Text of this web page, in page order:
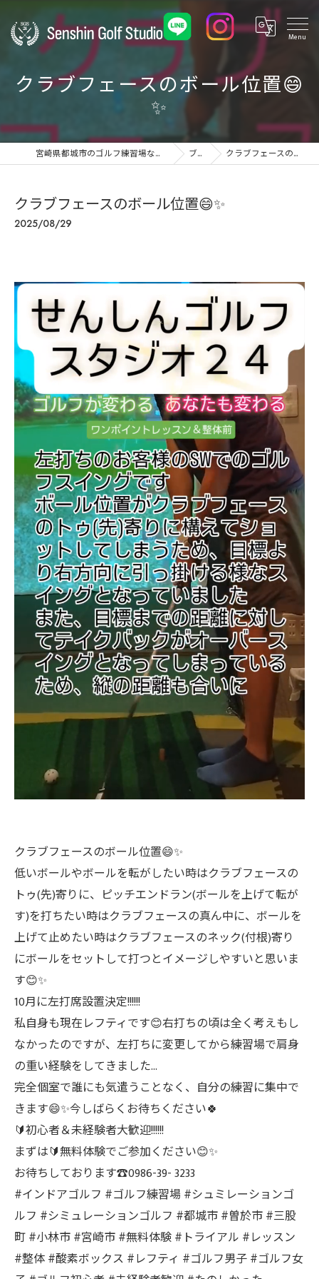
クラブフェースのボール位置😄
✨️
宮崎県都城市のゴルフ練習場ならSenshin Golf Studio 24 ブログ クラブフェースのボール位置😄✨️
クラブフェースのボール位置😄✨️
2025/08/29
クラブフェースのボール位置😄✨️
低いボールやボールを転がしたい時はクラブフェースの
トゥ(先)寄りに、ピッチエンドラン(ボールを上げて転が
す)を打ちたい時はクラブフェースの真ん中に、ボールを
上げて止めたい時はクラブフェースのネック(付根)寄り
にボールをセットして打つとイメージしやすいと思いま
す😊✨️
10月に左打席設置決定!!!!!!
私自身も現在レフティです😊右打ちの頃は全く考えもし
なかったのですが、左打ちに変更してから練習場で肩身
の重い経験をしてきました…
完全個室で誰にも気遣うことなく、自分の練習に集中で
きます😄✨️今しばらくお待ちください🍀
🔰初心者＆未経験者大歓迎!!!!!!
まずは🔰無料体験でご参加ください😊✨️
お待ちしております☎️0986-39- 3233
#インドアゴルフ #ゴルフ練習場 #シュミレーションゴ
ルフ #シミュレーションゴルフ #都城市 #曽於市 #三股
町 #小林市 #宮崎市 #無料体験 #トライアル #レッスン
#整体 #酸素ボックス #レフティ #ゴルフ男子 #ゴルフ女